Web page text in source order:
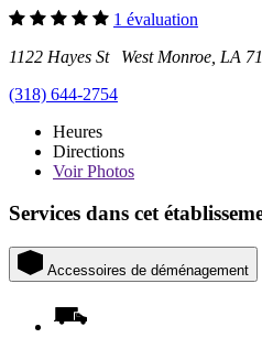
1 évaluation
1122 Hayes St West Monroe, LA
(318) 644-2754
Heures
Directions
VoirPhotos
Services dans cet
Accessoires de déménagement